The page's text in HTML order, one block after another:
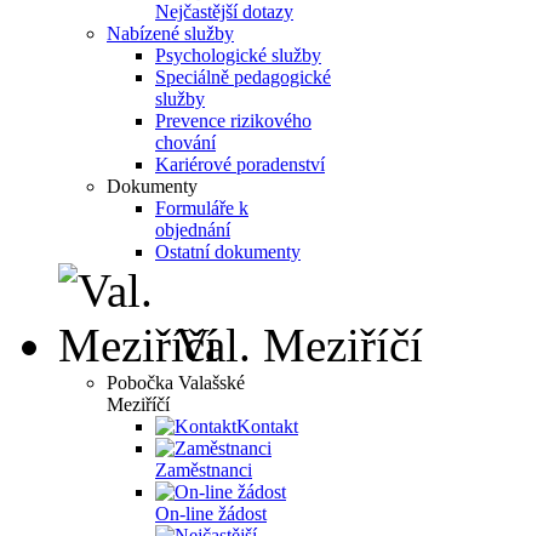
Nejčastější dotazy
Nabízené služby
Psychologické služby
Speciálně pedagogické
služby
Prevence rizikového
chování
Kariérové poradenství
Dokumenty
Formuláře k
objednání
Ostatní dokumenty
Val. Meziříčí
Pobočka Valašské
Meziříčí
Kontakt
Zaměstnanci
On-line žádost